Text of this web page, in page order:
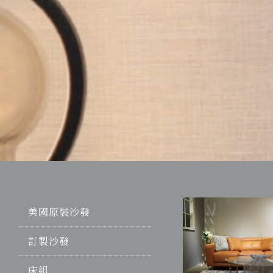
美國原裝沙發
訂製沙發